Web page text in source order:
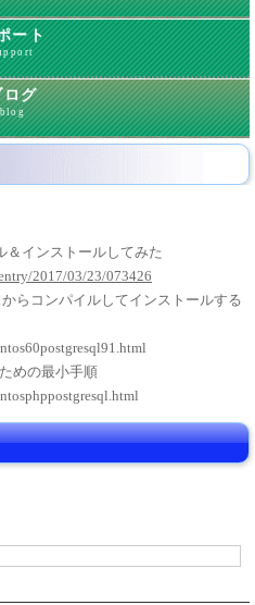
ート
ログ
blog
＆インストールしてみた
2017/03/23/073426
からコンパイルしてインストールする
めの最小手順